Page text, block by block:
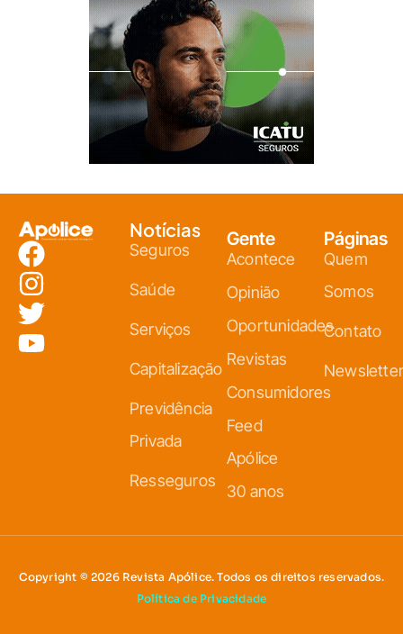
Notícias
Seguros
Saúde
Serviços
Capitalização
Previdência
Privada
Resseguros
Gente
Acontece
Opinião
Oportunidades
Revistas
Consumidores
Feed
Apólice
30 anos
Páginas
Quem
Somos
Contato
Newsletter
Copyright © 2026 Revista Apólice. Todos os direitos reservados.
Política de Privacidade